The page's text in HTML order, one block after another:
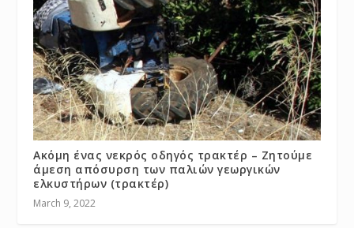
Ακόμη ένας νεκρός οδηγός τρακτέρ – Ζητούμε
άμεση απόσυρση των παλιών γεωργικών
ελκυστήρων (τρακτέρ)
March 9, 2022